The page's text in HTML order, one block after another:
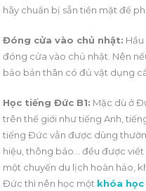
hãy chuẩn bị sẵn tiền mặt để
Đóng cửa vào chủ nhật:
đóng cửa vào chủ nhật. Nên
bảo bản thân có đủ vật dụng
Học tiếng Đức B1: Mặc dù ở
trên thế giới như tiếng Anh,
tiếng Đức vẫn được dùng
hiệu, thông báo… đều được
một chuyến du lịch hoàn hảo,
Đức thì nên học một khóa